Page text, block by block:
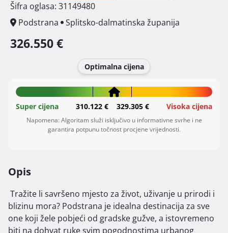
Šifra oglasa: 31149480
Podstrana
Splitsko-dalmatinska županija
326.550 €
Optimalna cijena
Super cijena 310.122 € 329.305 € Visoka cijena
Napomena: Algoritam služi isključivo u informativne svrhe i ne
garantira potpunu točnost procjene vrijednosti.
Opis
blizinu mora? Podstrana je idealna destinacija za sve
one koji žele pobjeći od gradske gužve, a istovremeno
biti na dohvat ruke svim pogodnostima urbanog